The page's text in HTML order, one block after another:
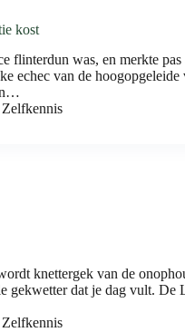
kost
flinterdun was, en merkte
echec van de
Zelfkennis
knettergek van de
gekwetter dat je dag vult. De
Zelfkennis